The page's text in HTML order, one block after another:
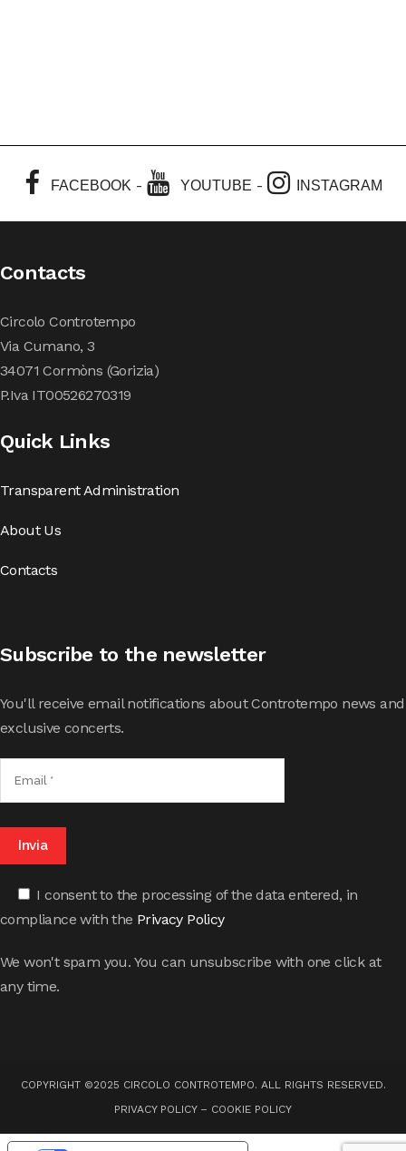
FACEBOOK - YOUTUBE - INSTAGRAM
Contacts
Circolo Controtempo
Via Cumano, 3
34071 Cormòns (Gorizia)
P.Iva IT00526270319
Quick Links
Transparent Administration
About Us
Contacts
Subscribe to the newsletter
You'll receive email notifications about Controtempo news and
exclusive concerts.
I consent to the processing of the data entered, in
compliance with the Privacy Policy
We won't spam you. You can unsubscribe with one click at
any time.
COPYRIGHT ©2025 CIRCOLO CONTROTEMPO. ALL RIGHTS RESERVED.
PRIVACY POLICY– COOKIE POLICY